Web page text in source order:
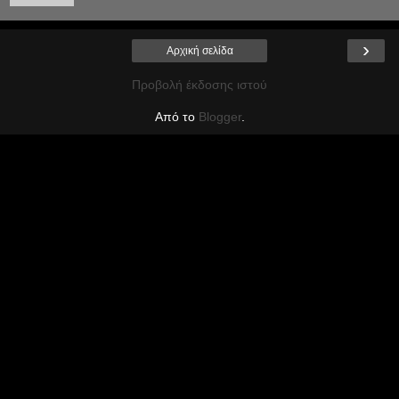
›
Αρχική σελίδα
Προβολή έκδοσης ιστού
Από το Blogger.